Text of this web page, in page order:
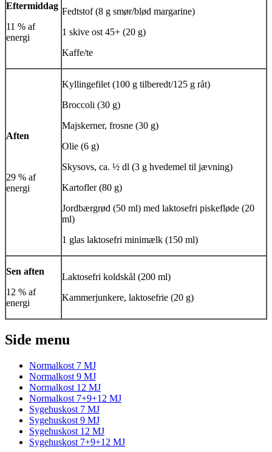
Eftermiddag
11 % af
energi
Fedtstof (8 g smør/blød margarine)
1 skive ost 45+ (20 g)
Kaffe/te
Aften
29 % af
energi
Kyllingefilet (100 g tilberedt/125 g råt)
Broccoli (30 g)
Majskerner, frosne (30 g)
Olie (6 g)
Skysovs, ca. ½ dl (3 g hvedemel til jævning)
Kartofler (80 g)
Jordbærgrød (50 ml) med laktosefri piskefløde (20
ml)
1 glas laktosefri minimælk (150 ml)
Sen aften
12 % af
energi
Laktosefri koldskål (200 ml)
Kammerjunkere, laktosefrie (20 g)
Side menu
Normalkost 7 MJ
Normalkost 9 MJ
Normalkost 12 MJ
Normalkost 7+9+12 MJ
Sygehuskost 7 MJ
Sygehuskost 9 MJ
Sygehuskost 12 MJ
Sygehuskost 7+9+12 MJ